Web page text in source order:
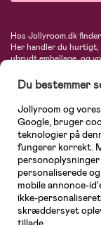
Hos Jollyroom.dk
Her handler du
ubrudt emballage, og
barnevogne,
mødre, indretning og
tilbyder produkter fra
Jogger, BabyBjörn,
Cybex, LEGO og
Du bestemmer
Jollyroom og
Google, bruger
teknologier på
fungerer korrekt.
personaliserede
mobile annonce-
ikke-
skræddersyet